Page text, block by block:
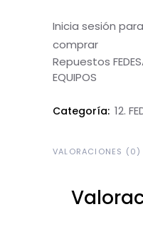
Inicia sesión
comprar
Repuestos
EQUIPOS
Categoría: 12.
VALORACIONES (0)